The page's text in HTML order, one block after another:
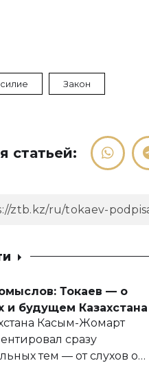
Закон
статьей:
Токаев — о
и будущем Казахстана
Касым-Жомарт
сразу
тем — от слухов о